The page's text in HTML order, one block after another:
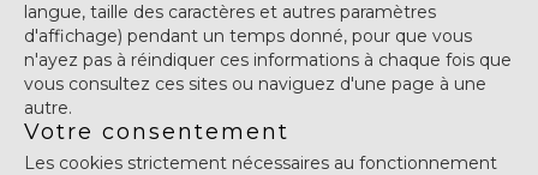
langue, taille des caractères et autres paramètres
d'affichage) pendant un temps donné, pour que vous
n'ayez pas à réindiquer ces informations à chaque fois que
vous consultez ces sites ou naviguez d'une page à une
autre.
Votre consentement
Les cookies strictement nécessaires au fonctionnement